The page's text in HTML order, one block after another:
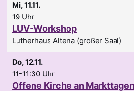
Mi, 11.11.
19 Uhr
LUV-Workshop
Lutherhaus Altena (großer Saal)
Do, 12.11.
11-11:30 Uhr
Offene Kirche an Markttagen